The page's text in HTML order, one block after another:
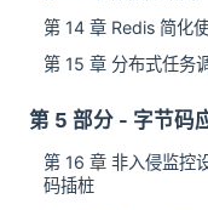
第 14 章 Redis 简化
第 15 章 分布式任务
第 5 部分 - 字节码
第 16 章 非入侵监控
码插桩